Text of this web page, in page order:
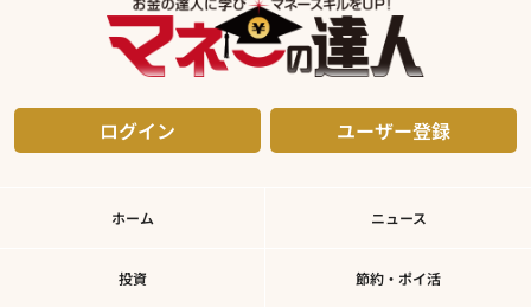
ログイン ユーザー登録
ホーム ニュース
投資 節約・ポイ活